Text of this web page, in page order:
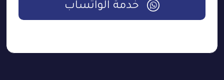
خدمة الواتساب